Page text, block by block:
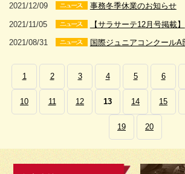
2021/12/09 事務冬季休業のお知らせ
2021/11/05 【サラサーテ12月号掲載】
2021/08/31 国際ジュニアコンクールA
1 2 3 4 5 6
10 11 12 13 14 15
19 20